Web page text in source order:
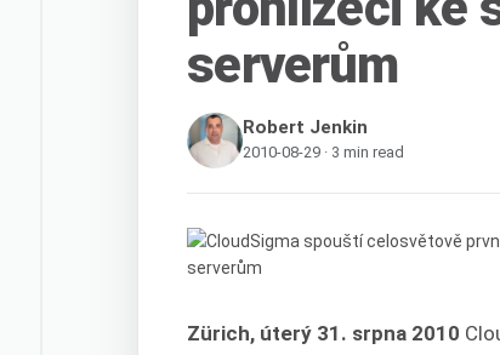
serverům
Robert Jenkin
2010-08-29 · 3 min read
Zürich, úterý 31. srpna 2010